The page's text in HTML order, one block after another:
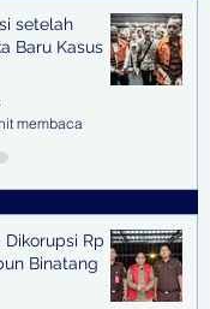
setelah
Baru Kasus
membaca
Dikorupsi Rp
Binatang